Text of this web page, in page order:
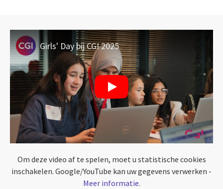
Girls' Day bij CGI 2025
Om deze video af te spelen, moet u statistische cookies
inschakelen. Google/YouTube kan uw gegevens verwerken -
Meer informatie.